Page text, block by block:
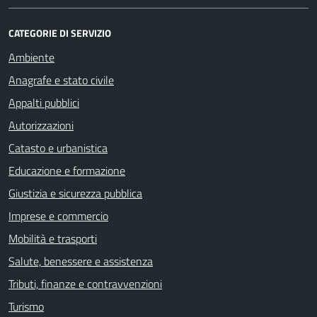
CATEGORIE DI SERVIZIO
Ambiente
Anagrafe e stato civile
Appalti pubblici
Autorizzazioni
Catasto e urbanistica
Educazione e formazione
Giustizia e sicurezza pubblica
Imprese e commercio
Mobilità e trasporti
Salute, benessere e assistenza
Tributi, finanze e contravvenzioni
Turismo